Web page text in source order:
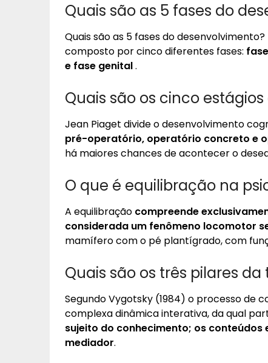
Quais são as 5 fases do
Quais são as 5 fases do
composto por cinco diferentes fases:
e fase genital.
Quais são os cinco estágios
Jean Piaget divide o desenvolvimento
pré-operatório, operatório concreto e
há maiores chances de acontecer o
O que é equilibração na
A equilibração compreende
considerada um fenômeno locomotor
mamífero com o pé plantígrado, com
Quais são os três pilares
Segundo Vygotsky (1984) o processo de
complexa dinâmica interativa, da qual
sujeito do conhecimento; os
mediador.